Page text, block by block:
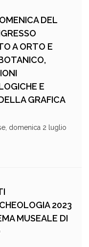
DEL
A ORTO E
E
GRAFICA
domenica 2 luglio
2023
MUSEALE DI